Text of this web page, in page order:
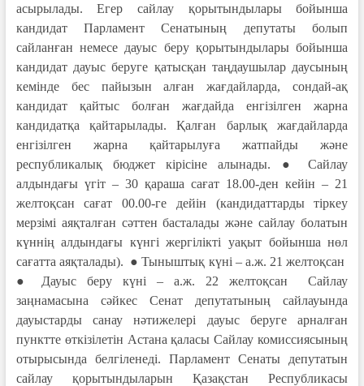
асырылады. Егер сайлау қорытындылары бойынша
кандидат Парламент Сенатының депутаты болып
сайланған немесе дауыс беру қорытындылары бойынша
кандидат дауыс беруге қатысқан таңдаушылар даусының
кемінде бес пайызын алған жағдайларда, сондай-ақ
кандидат қайтыс болған жағдайда енгізілген жарна
кандидатқа қайтарылады. Қалған барлық жағдайларда
енгізілген жарна қайтарылуға жатпайды және
республикалық бюджет кірісіне алынады. ● Сайлау
алдындағы үгіт – 30 қараша сағат 18.00-ден кейін – 21
желтоқсан сағат 00.00-ге дейін (кандидаттарды тіркеу
мерзімі аяқталған сәттен басталады және сайлау болатын
күннің алдындағы күнгі жергілікті уақыт бойынша нөл
сағатта аяқталады). ● Тыныштық күні – а.ж. 21 желтоқсан
● Дауыс беру күні – а.ж. 22 желтоқсан Сайлау
заңнамасына сәйкес Сенат депутатының сайлауында
дауыстарды санау нәтижелері дауыс беруге арналған
пунктте өткізілетін Астана қаласы Сайлау комиссиясының
отырысында белгіленеді. Парламент Сенаты депутатын
сайлау қорытындыларын Қазақстан Республикасы